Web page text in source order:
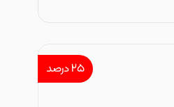
۲۵درصد